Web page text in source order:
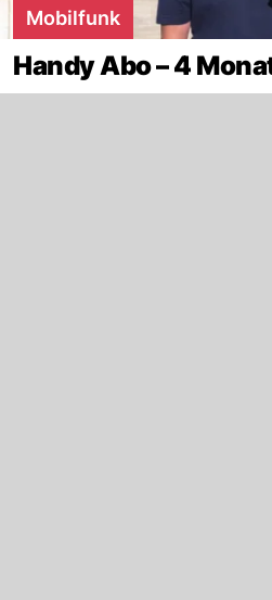
Mobilfunk
Handy Abo – 4